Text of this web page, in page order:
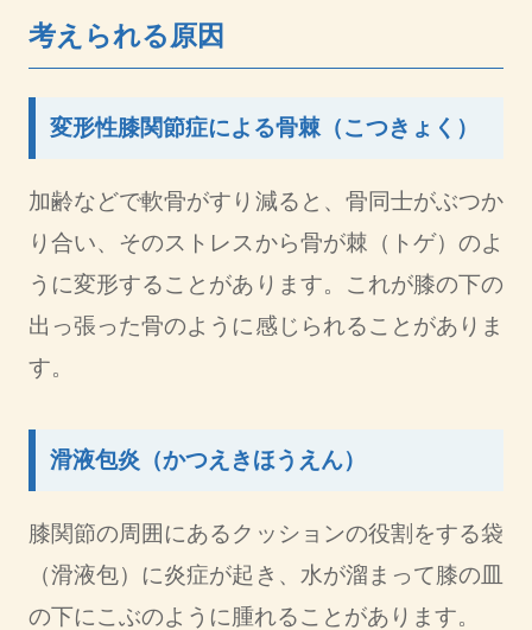
考えられる原因
変形性膝関節症による骨棘（こつきょく）
加齢などで軟骨がすり減ると、骨同士がぶつか
り合い、そのストレスから骨が棘（トゲ）のよ
うに変形することがあります。これが膝の下の
出っ張った骨のように感じられることがありま
す。
滑液包炎（かつえきほうえん）
膝関節の周囲にあるクッションの役割をする袋
（滑液包）に炎症が起き、水が溜まって膝の皿
の下にこぶのように腫れることがあります。